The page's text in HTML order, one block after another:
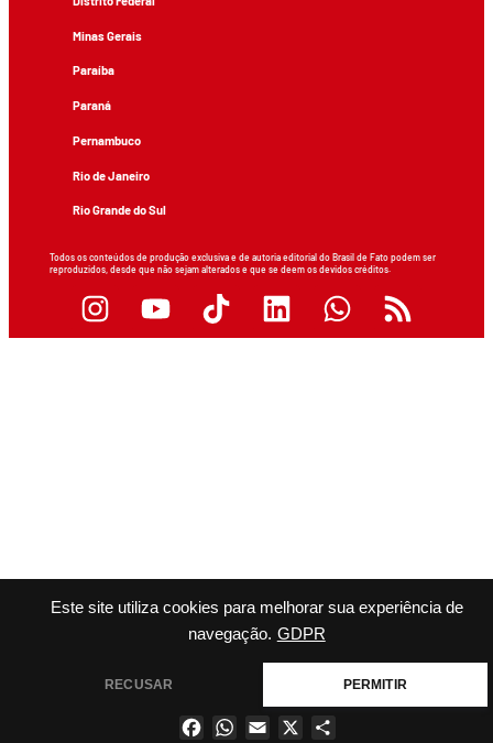
Este site utiliza cookies para melhorar sua experiência de
navegação. GDPR
RECUSAR PERMITIR
Minas Gerais
Paraíba
Paraná
Pernambuco
Rio de Janeiro
Rio Grande do Sul
Todos os conteúdos de produção exclusiva e de autoria editorial do Brasil de Fato podem ser
reproduzidos, desde que não sejam alterados e que se deem os devidos créditos.
FacebookWhatsApp
Email